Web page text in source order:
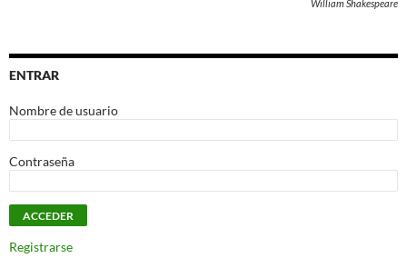
William Shakespeare
ENTRAR
Nombre de usuario
Contraseña
Registrarse